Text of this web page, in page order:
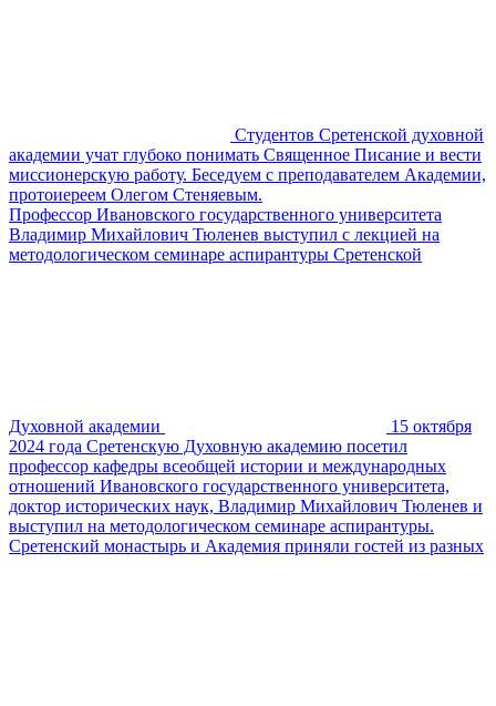
Студентов Сретенской духовной
академии учат глубоко понимать Священное Писание и вести
миссионерскую работу. Беседуем с преподавателем Академии,
протоиереем Олегом Стеняевым.
Профессор Ивановского государственного университета
Владимир Михайлович Тюленев выступил с лекцией на
методологическом семинаре аспирантуры Сретенской
Духовной академии
15 октября
2024 года Сретенскую Духовную академию посетил
профессор кафедры всеобщей истории и международных
отношений Ивановского государственного университета,
доктор исторических наук, Владимир Михайлович Тюленев и
выступил на методологическом семинаре аспирантуры.
Сретенский монастырь и Академия приняли гостей из разных